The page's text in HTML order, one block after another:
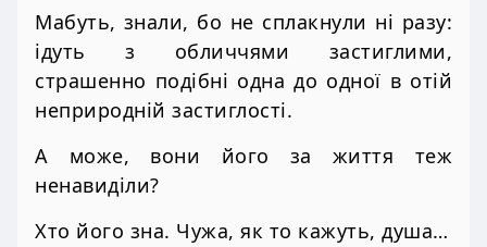
Мабуть, знали, бо не сплакнули ні разу:
ідуть з обличчями застиглими,
страшенно подібні одна до одної в отій
неприродній застиглості.
А може, вони його за життя теж
ненавиділи?
Хто його зна. Чужа, як то кажуть, душа…